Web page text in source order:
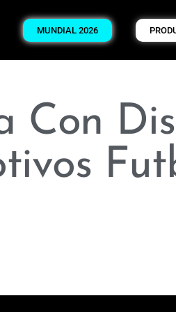
MUNDIAL 2026
Con